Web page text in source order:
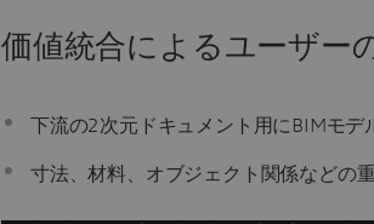
価値統合によるユーザー
下流の2次元ドキュメント用にBIMモデ
寸法、材料、オブジェクト関係などの